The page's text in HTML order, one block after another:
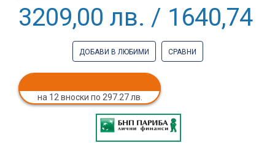
3209,00 лв. / 1640,74 €
ДОБАВИ В ЛЮБИМИ СРАВНИ
на 12 вноски по 297.27 лв.